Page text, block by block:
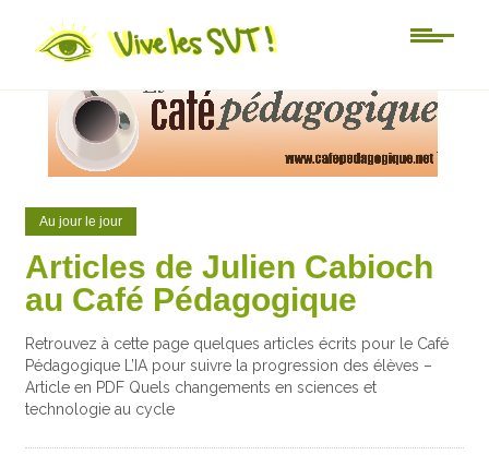
Au jour le jour
Articles de Julien Cabioch
au Café Pédagogique
Retrouvez à cette page quelques articles écrits pour le Café
Pédagogique L’IA pour suivre la progression des élèves –
Article en PDF Quels changements en sciences et
technologie au cycle